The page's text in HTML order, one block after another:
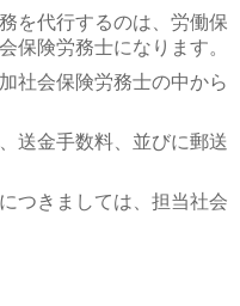
を代行するのは、労働保
保険労務士になります。
社会保険労務士の中から
送金手数料、並びに郵送
つきましては、担当社会